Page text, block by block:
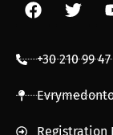
+30 210 99
Registration